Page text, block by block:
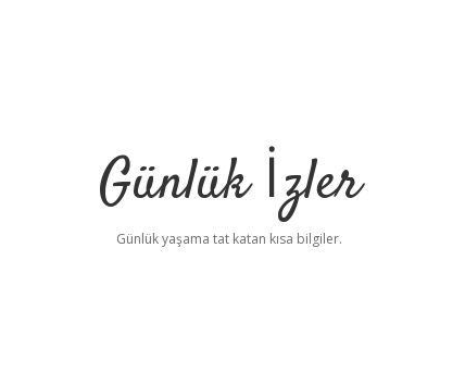
Günlük İzler
Günlük yaşama tat katan kısa bilgiler.